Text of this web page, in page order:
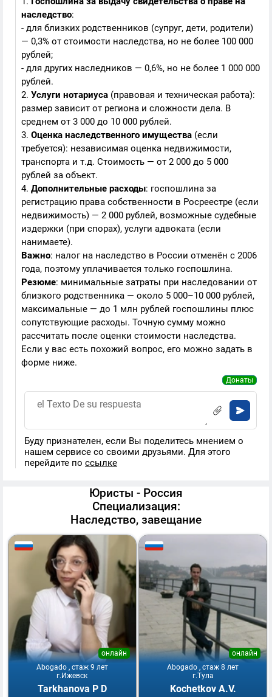
наследство:
- для близких родственников (супруг, дети, родители)
— 0,3% от стоимости наследства, но не более 100 000
рублей;
- для других наследников — 0,6%, но не более 1 000 000
рублей.
2. Услуги нотариуса (правовая и техническая работа):
размер зависит от региона и сложности дела. В
среднем от 3 000 до 10 000 рублей.
3. Оценка наследственного имущества (если
требуется): независимая оценка недвижимости,
транспорта и т.д. Стоимость — от 2 000 до 5 000
рублей за объект.
4. Дополнительные расходы: госпошлина за
регистрацию права собственности в Росреестре (если
недвижимость) — 2 000 рублей, возможные судебные
издержки (при спорах), услуги адвоката (если
нанимаете).
Важно: налог на наследство в России отменён с 2006
года, поэтому уплачивается только госпошлина.
Резюме: минимальные затраты при наследовании от
близкого родственника — около 5 000–10 000 рублей,
максимальные — до 1 млн рублей госпошлины плюс
сопутствующие расходы. Точную сумму можно
рассчитать после оценки стоимости наследства.
Если у вас есть похожий вопрос, его можно задать в
форме ниже.
Донаты
Буду признателен, если Вы поделитесь мнением о
нашем сервисе со своими друзьями. Для этого
перейдите по ссылке
Юристы - Россия
Специализация:
Наследство, завещание
Abogado , стаж 9 лет
онлайн
г.Ижевск
Tarkhanova P D
Abogado , стаж 8 лет
онлайн
г.Тула
Kochetkov A.V.